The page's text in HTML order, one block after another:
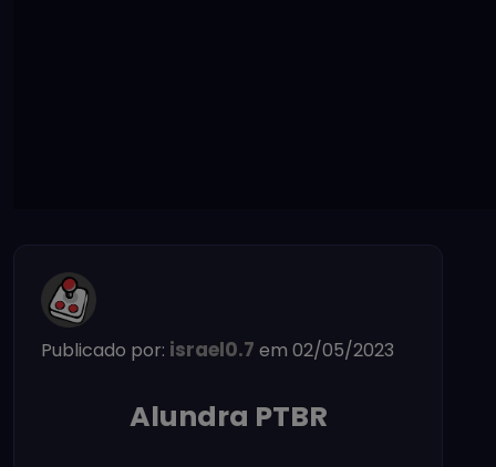
Publicado por: israel0.7 em 02/05/2023
Alundra PTBR